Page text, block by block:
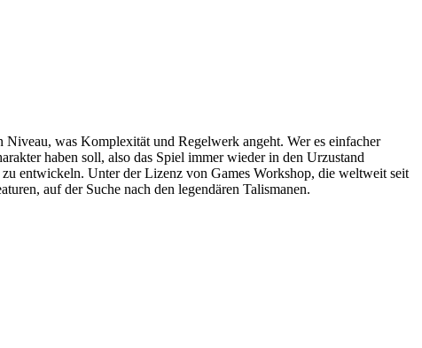
Niveau, was Komplexität und Regelwerk angeht. Wer es einfacher
haben soll, also das Spiel immer wieder in den Urzustand
entwickeln. Unter der Lizenz von Games Workshop, die weltweit seit
auf der Suche nach den legendären Talismanen.